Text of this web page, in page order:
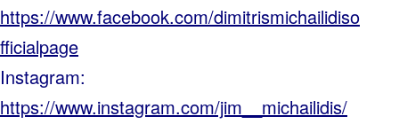
https://www.facebook.com/dimitrismichailidiso
fficialpage
Instagram:
https://www.instagram.com/jim__michailidis/